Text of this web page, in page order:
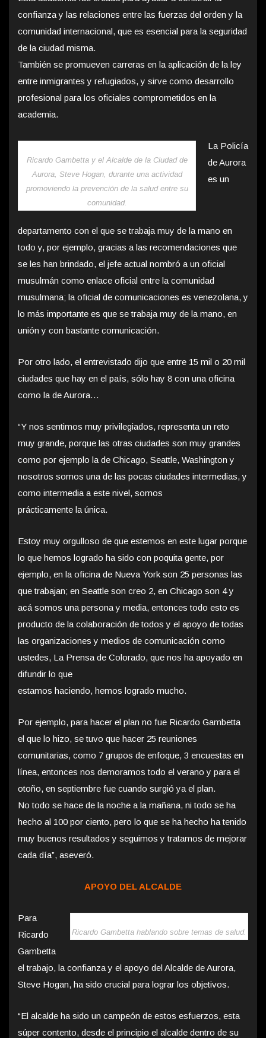
confianza y las relaciones entre las fuerzas del orden y la
comunidad internacional, que es esencial para la seguridad
de la ciudad misma.
También se promueven carreras en la aplicación de la ley
entre inmigrantes y refugiados, y sirve como desarrollo
profesional para los oficiales comprometidos en la
academia.
Ricardo Gambetta y el Alcalde de la Ciudad de
Aurora, Steve Hogan, durante una actividad
promoviendo la prevención de la salud entre su
comunidad.
La Policía
de Aurora
es un
departamento con el que se trabaja muy de la mano en
todo y, por ejemplo, gracias a las recomendaciones que
se les han brindado, el jefe actual nombró a un oficial
musulmán como enlace oficial entre la comunidad
musulmana; la oficial de comunicaciones es venezolana, y
lo más importante es que se trabaja muy de la mano, en
unión y con bastante comunicación.
Por otro lado, el entrevistado dijo que entre 15 mil o 20 mil
ciudades que hay en el país, sólo hay 8 con una oficina
como la de Aurora…
“Y nos sentimos muy privilegiados, representa un reto
muy grande, porque las otras ciudades son muy grandes
como por ejemplo la de Chicago, Seattle, Washington y
nosotros somos una de las pocas ciudades intermedias, y
como intermedia a este nivel, somos
prácticamente la única.
Estoy muy orgulloso de que estemos en este lugar porque
lo que hemos logrado ha sido con poquita gente, por
ejemplo, en la oficina de Nueva York son 25 personas las
que trabajan; en Seattle son creo 2, en Chicago son 4 y
acá somos una persona y media, entonces todo esto es
producto de la colaboración de todos y el apoyo de todas
las organizaciones y medios de comunicación como
ustedes, La Prensa de Colorado, que nos ha apoyado en
difundir lo que
estamos haciendo, hemos logrado mucho.
Por ejemplo, para hacer el plan no fue Ricardo Gambetta
el que lo hizo, se tuvo que hacer 25 reuniones
comunitarias, como 7 grupos de enfoque, 3 encuestas en
línea, entonces nos demoramos todo el verano y para el
otoño, en septiembre fue cuando surgió ya el plan.
No todo se hace de la noche a la mañana, ni todo se ha
hecho al 100 por ciento, pero lo que se ha hecho ha tenido
muy buenos resultados y seguimos y tratamos de mejorar
cada día”, aseveró.
APOYO DEL ALCALDE
Ricardo Gambetta hablando sobre temas de salud.
Para
Ricardo
Gambetta
el trabajo, la confianza y el apoyo del Alcalde de Aurora,
Steve Hogan, ha sido crucial para lograr los objetivos.
“El alcalde ha sido un campeón de estos esfuerzos, esta
súper contento, desde el principio el alcalde dentro de su